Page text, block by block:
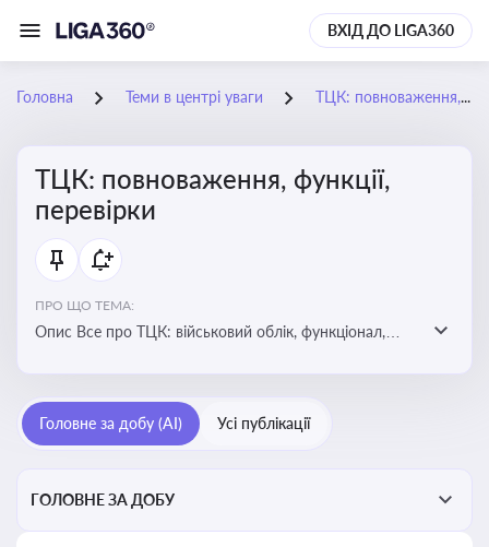
ВХІД ДО LIGA360
Головна Теми в центрі уваги ТЦК: повноваження, функції, перевірки
ТЦК: повноваження, функції,
перевірки
ПРО ЩО ТЕМА:
Опис Все про ТЦК: військовий облік, функціонал,
Головне за добу (AI) Усі публікації
ГОЛОВНЕ ЗА ДОБУ